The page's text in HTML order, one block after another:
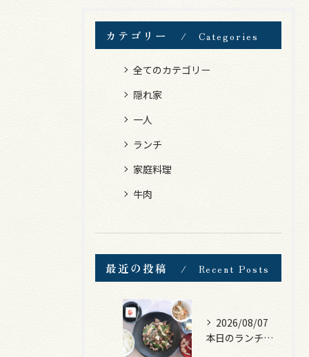
カテゴリー Categories
全てのカテゴリー
隠れ家
一人
ランチ
家庭料理
牛肉
最近の投稿 Recent Posts
2026/08/07
本日のランチは、黒毛和牛のチャプチェ！